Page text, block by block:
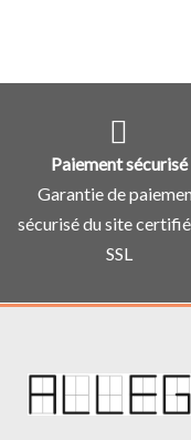
Paiement sécurisé
Garantie de
sécurisé du site
SSL